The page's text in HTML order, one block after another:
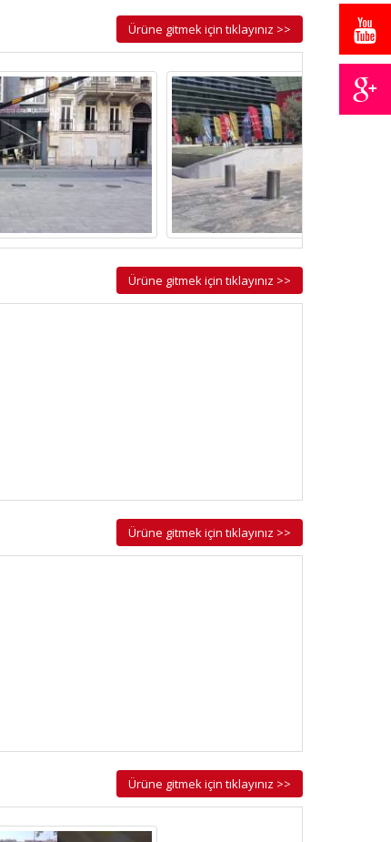
Ürüne gitmek için tıklayınız >>
Ürüne gitmek için tıklayınız >>
Ürüne gitmek için tıklayınız >>
Ürüne gitmek için tıklayınız >>